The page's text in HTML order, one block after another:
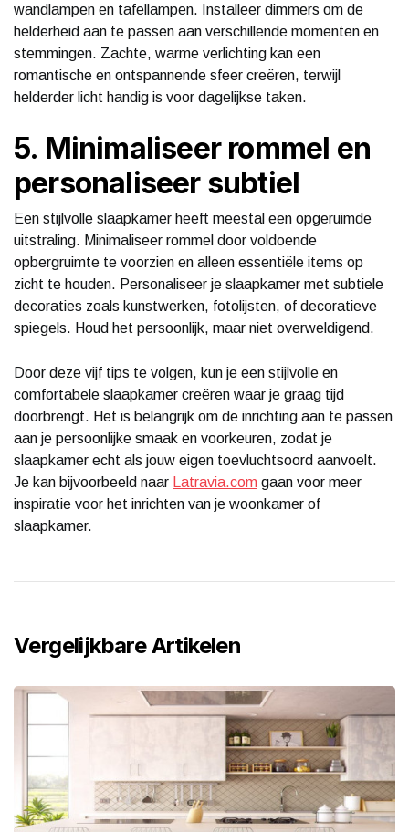
wandlampen en tafellampen. Installeer dimmers om de
helderheid aan te passen aan verschillende momenten en
stemmingen. Zachte, warme verlichting kan een
romantische en ontspannende sfeer creëren, terwijl
helderder licht handig is voor dagelijkse taken.
5. Minimaliseer rommel en
personaliseer subtiel
Een stijlvolle slaapkamer heeft meestal een opgeruimde
uitstraling. Minimaliseer rommel door voldoende
opbergruimte te voorzien en alleen essentiële items op
zicht te houden. Personaliseer je slaapkamer met subtiele
decoraties zoals kunstwerken, fotolijsten, of decoratieve
spiegels. Houd het persoonlijk, maar niet overweldigend.
Door deze vijf tips te volgen, kun je een stijlvolle en
comfortabele slaapkamer creëren waar je graag tijd
doorbrengt. Het is belangrijk om de inrichting aan te passen
aan je persoonlijke smaak en voorkeuren, zodat je
slaapkamer echt als jouw eigen toevluchtsoord aanvoelt.
Je kan bijvoorbeeld naar
Latravia.com gaan voor meer
inspiratie voor het inrichten van je woonkamer of
slaapkamer.
Vergelijkbare Artikelen